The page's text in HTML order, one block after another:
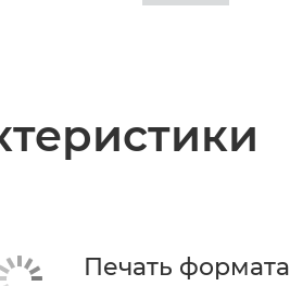
Печать формата